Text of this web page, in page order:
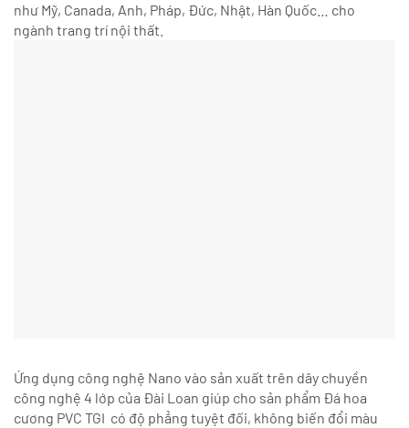
như Mỹ, Canada, Anh, Pháp, Đức, Nhật, Hàn Quốc… cho
ngành trang trí nội thất.
Ứng dụng công nghệ Nano vào sản xuất trên dây chuyền
công nghệ 4 lớp của Đài Loan giúp cho sản phẩm Đá hoa
cương PVC TGI có độ phẳng tuyệt đối, không biến đổi màu